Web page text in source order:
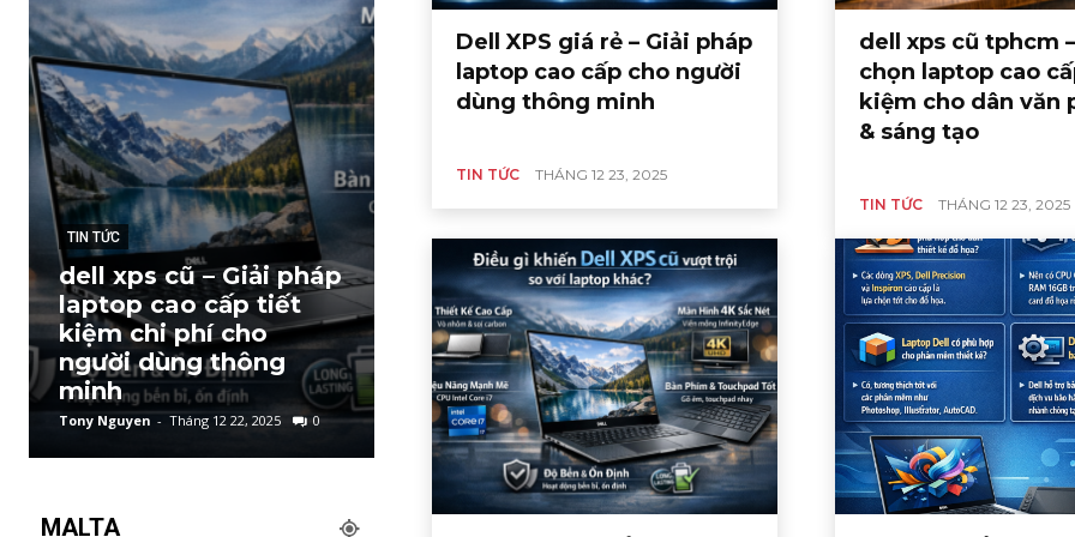
TIN TỨC
dell xps cũ – Giải pháp
laptop cao cấp tiết
kiệm chi phí cho
người dùng thông
minh
Tony Nguyen - Tháng 12 22, 2025 0
TIN TỨC
Máy tính đồ họa Dell –
Giải pháp tối ưu cho
designer, kiến trúc sư
và dân sáng tạo
chuyên nghiệp
Tony Nguyen - Tháng 12 22, 2025 0
TIN TỨC
Laptop Dell đồ họa –
Giải pháp tối ưu cho
dân thiết kế chuyên
nghiệp năm 2025
Tony Nguyen - Tháng 12 19, 2025 0
MALTA
Dell XPS giá rẻ – Giải pháp
laptop cao cấp cho người
dùng thông minh
TIN TỨC THÁNG 12 23, 2025
dell xps cũ tphcm
chọn laptop cao
kiệm cho dân văn
& sáng tạo
TIN TỨC THÁNG 12 23, 2025